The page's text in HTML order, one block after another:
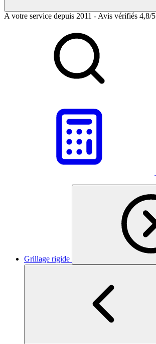
A votre service depuis 2011 - Avis vérifiés 4,8/5
Grillage rigide